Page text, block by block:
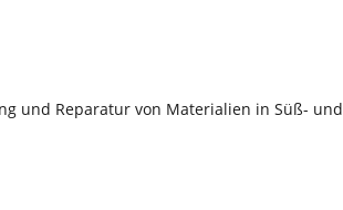
und Reparatur von Materialien in Süß-